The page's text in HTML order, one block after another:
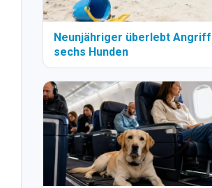
Neunjähriger überlebt
sechs Hunden